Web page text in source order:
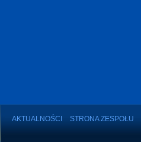
AKTUALNOŚCI STRONA ZESPOŁU